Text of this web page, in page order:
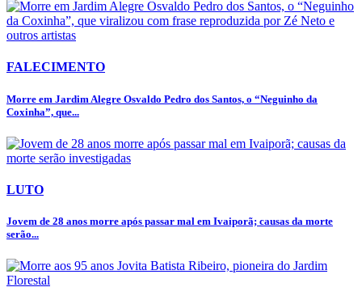
FALECIMENTO
Morre em Jardim Alegre Osvaldo Pedro dos Santos, o “Neguinho da
Coxinha”, que...
LUTO
Jovem de 28 anos morre após passar mal em Ivaiporã; causas da morte
serão...